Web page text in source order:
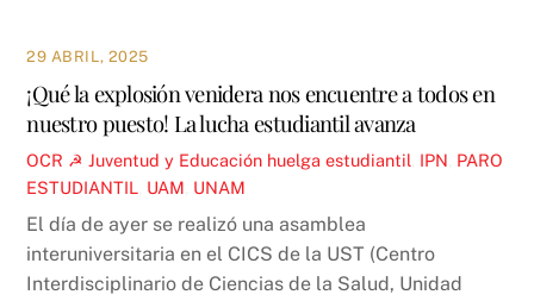
29 ABRIL, 2025
¡Qué la explosión venidera nos encuentre a todos en
nuestro puesto! La lucha estudiantil avanza
OCR ☭ Juventud y Educación huelga estudiantil IPN PARO
ESTUDIANTIL UAM UNAM
El día de ayer se realizó una asamblea
interuniversitaria en el CICS de la UST (Centro
Interdisciplinario de Ciencias de la Salud, Unidad